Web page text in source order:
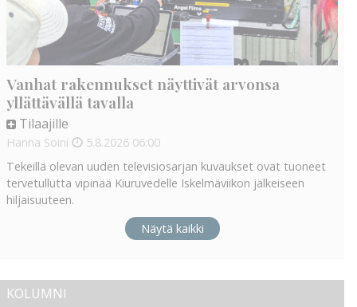
Vanhat rakennukset näyttivät arvonsa
yllättävällä tavalla
Tilaajille
Hanna Soini 5.8.2026 06:00
Tekeillä olevan uuden televisiosarjan kuvaukset ovat tuoneet
tervetullutta vipinää Kiuruvedelle Iskelmäviikon jälkeiseen
hiljaisuuteen.
Näytä kaikki
KOLUMNI